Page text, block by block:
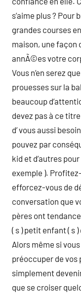
s’aime plus ? Pour
grandes courses
maison, une façon
annÃ©es votre
Vous n’en serez
prouesses sur la
beaucoup
devez pas à ce
d’ vous aussi
pouvez par
kid et d’autres
exemple ).
efforcez-vous de
conversation que
pères ont
( s ) petit enfant ( s
Alors même si
préoccuper de vos
simplement
que se croiser